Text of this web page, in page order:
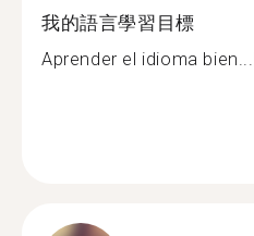
我的語言學習目標
Aprender el idioma bien...